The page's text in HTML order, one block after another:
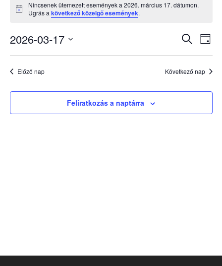
Notice
Nincsenek ütemezett események a 2026. március 17. dátumon.
Ugrás akövetkező közelgő események.
és
nézet
Keresett
Nap
2026-03-17
kiválasztása.
Előző nap Következő nap
Feliratkozás a naptárra